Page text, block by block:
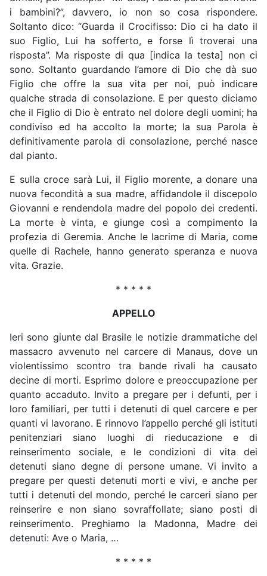
i bambini?”, davvero, io non so cosa rispondere.
Soltanto dico: “Guarda il Crocifisso: Dio ci ha dato il
suo Figlio, Lui ha sofferto, e forse lì troverai una
risposta”. Ma risposte di qua [indica la testa] non ci
sono. Soltanto guardando l’amore di Dio che dà suo
Figlio che offre la sua vita per noi, può indicare
qualche strada di consolazione. E per questo diciamo
che il Figlio di Dio è entrato nel dolore degli uomini; ha
condiviso ed ha accolto la morte; la sua Parola è
definitivamente parola di consolazione, perché nasce
dal pianto.
E sulla croce sarà Lui, il Figlio morente, a donare una
nuova fecondità a sua madre, affidandole il discepolo
Giovanni e rendendola madre del popolo dei credenti.
La morte è vinta, e giunge così a compimento la
profezia di Geremia. Anche le lacrime di Maria, come
quelle di Rachele, hanno generato speranza e nuova
vita. Grazie.
* * * * *
APPELLO
Ieri sono giunte dal Brasile le notizie drammatiche del
massacro avvenuto nel carcere di Manaus, dove un
violentissimo scontro tra bande rivali ha causato
decine di morti. Esprimo dolore e preoccupazione per
quanto accaduto. Invito a pregare per i defunti, per i
loro familiari, per tutti i detenuti di quel carcere e per
quanti vi lavorano. E rinnovo l’appello perché gli istituti
penitenziari siano luoghi di rieducazione e di
reinserimento sociale, e le condizioni di vita dei
detenuti siano degne di persone umane. Vi invito a
pregare per questi detenuti morti e vivi, e anche per
tutti i detenuti del mondo, perché le carceri siano per
reinserire e non siano sovraffollate; siano posti di
reinserimento. Preghiamo la Madonna, Madre dei
detenuti: Ave o Maria, …
* * * * *